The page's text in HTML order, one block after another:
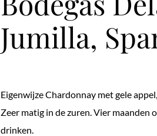
Jumilla,
Eigenwijze Chardonnay met gele
Zeer matig in de zuren. Vier maanden
drinken.